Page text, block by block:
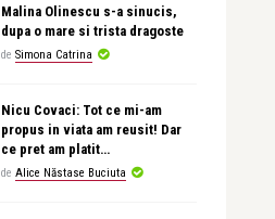
Malina Olinescu s-a sinucis,
dupa o mare si trista dragoste
de Simona Catrina
Nicu Covaci: Tot ce mi-am
propus in viata am reusit! Dar
ce pret am platit…
de Alice Năstase Buciuta